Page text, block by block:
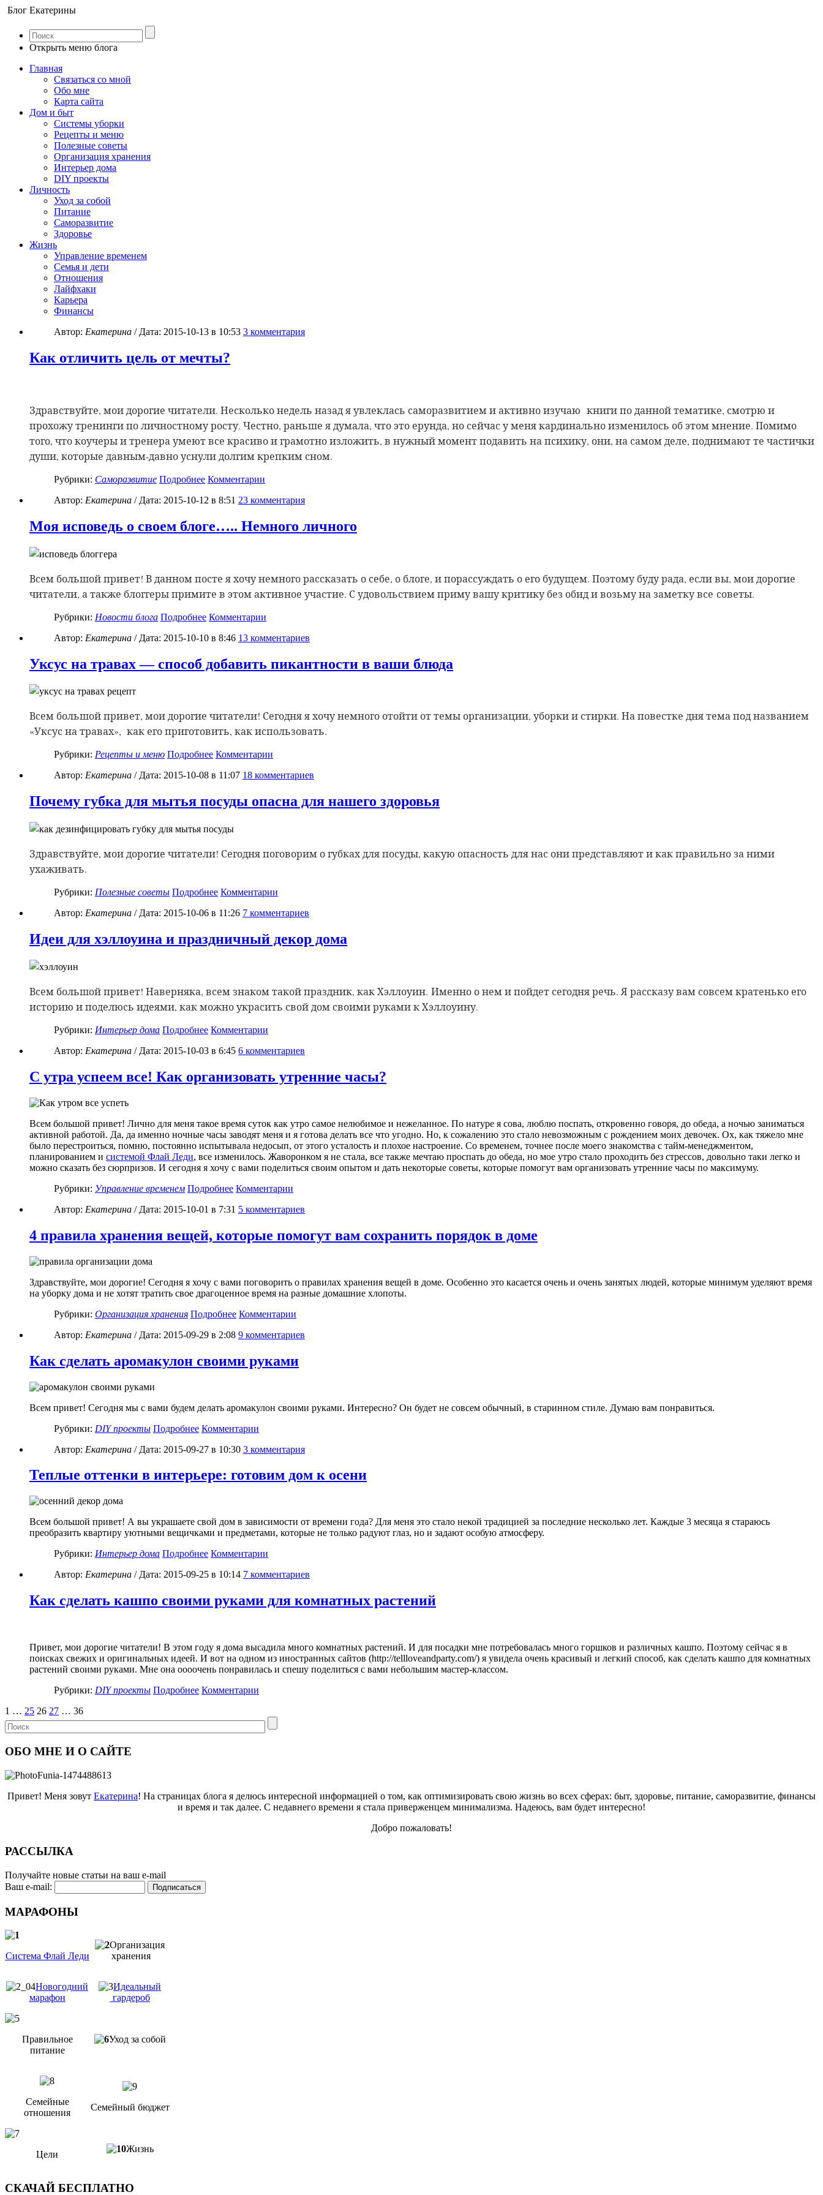
Блог Екатерины
Открыть меню блога
Главная
Связаться со мной
Обо мне
Карта сайта
Дом и быт
Системы уборки
Рецепты и меню
Полезные советы
Организация хранения
Интерьер дома
DIY проекты
Личность
Уход за собой
Питание
Саморазвитие
Здоровье
Жизнь
Управление временем
Семья и дети
Отношения
Лайфхаки
Карьера
Финансы
Автор: Екатерина / Дата: 2015-10-13 в 10:53 3 комментария
Как отличить цель от мечты?
Здравствуйте, мои дорогие читатели. Несколько недель назад я увлеклась саморазвитием и активно изучаю книги по данной тематике, смотрю и
прохожу тренинги по личностному росту. Честно, раньше я думала, что это ерунда, но сейчас у меня кардинально изменилось об этом мнение. Помимо
того, что коучеры и тренера умеют все красиво и грамотно изложить, в нужный момент подавить на психику, они, на самом деле, поднимают те частички
души, которые давным-давно уснули долгим крепким сном.
Рубрики: Саморазвитие Подробнее Комментарии
Автор: Екатерина / Дата: 2015-10-12 в 8:51 23 комментария
Моя исповедь о своем блоге….. Немного личного
Всем большой привет! В данном посте я хочу немного рассказать о себе, о блоге, и порассуждать о его будущем. Поэтому буду рада, если вы, мои дорогие
читатели, а также блоггеры примите в этом активное участие. С удовольствием приму вашу критику без обид и возьму на заметку все советы.
Рубрики: Новости блога Подробнее Комментарии
Автор: Екатерина / Дата: 2015-10-10 в 8:46 13 комментариев
Уксус на травах — способ добавить пикантности в ваши блюда
Всем большой привет, мои дорогие читатели! Сегодня я хочу немного отойти от темы организации, уборки и стирки. На повестке дня тема под названием
«Уксус на травах», как его приготовить, как использовать.
Рубрики: Рецепты и меню Подробнее Комментарии
Автор: Екатерина / Дата: 2015-10-08 в 11:07 18 комментариев
Почему губка для мытья посуды опасна для нашего здоровья
Здравствуйте, мои дорогие читатели! Сегодня поговорим о губках для посуды, какую опасность для нас они представляют и как правильно за ними
ухаживать.
Рубрики: Полезные советы Подробнее Комментарии
Автор: Екатерина / Дата: 2015-10-06 в 11:26 7 комментариев
Идеи для хэллоуина и праздничный декор дома
Всем большой привет! Наверняка, всем знаком такой праздник, как Хэллоуин. Именно о нем и пойдет сегодня речь. Я рассказу вам совсем кратенько его
историю и поделюсь идеями, как можно украсить свой дом своими руками к Хэллоуину.
Рубрики: Интерьер дома Подробнее Комментарии
Автор: Екатерина / Дата: 2015-10-03 в 6:45 6 комментариев
С утра успеем все! Как организовать утренние часы?
Всем большой привет! Лично для меня такое время суток как утро самое нелюбимое и нежеланное. По натуре я сова, люблю поспать, откровенно говоря, до обеда, а ночью заниматься
активной работой. Да, да именно ночные часы заводят меня и я готова делать все что угодно. Но, к сожалению это стало невозможным с рождением моих девочек. Ох, как тяжело мне
было перестроиться, помню, постоянно испытывала недосып, от этого усталость и плохое настроение. Со временем, точнее после моего знакомства с тайм-менеджментом,
планированием и системой Флай Леди, все изменилось. Жаворонком я не стала, все также мечтаю проспать до обеда, но мое утро стало проходить без стрессов, довольно таки легко и
можно сказать без сюрпризов. И сегодня я хочу с вами поделиться своим опытом и дать некоторые советы, которые помогут вам организовать утренние часы по максимуму.
Рубрики: Управление временем Подробнее Комментарии
Автор: Екатерина / Дата: 2015-10-01 в 7:31 5 комментариев
4 правила хранения вещей, которые помогут вам сохранить порядок в доме
Здравствуйте, мои дорогие! Сегодня я хочу с вами поговорить о правилах хранения вещей в доме. Особенно это касается очень и очень занятых людей, которые минимум уделяют время
на уборку дома и не хотят тратить свое драгоценное время на разные домашние хлопоты.
Рубрики: Организация хранения Подробнее Комментарии
Автор: Екатерина / Дата: 2015-09-29 в 2:08 9 комментариев
Как сделать аромакулон своими руками
Всем привет! Сегодня мы с вами будем делать аромакулон своими руками. Интересно? Он будет не совсем обычный, в старинном стиле. Думаю вам понравиться.
Рубрики: DIY проекты Подробнее Комментарии
Автор: Екатерина / Дата: 2015-09-27 в 10:30 3 комментария
Теплые оттенки в интерьере: готовим дом к осени
Всем большой привет! А вы украшаете свой дом в зависимости от времени года? Для меня это стало некой традицией за последние несколько лет. Каждые 3 месяца я стараюсь
преобразить квартиру уютными вещичками и предметами, которые не только радуют глаз, но и задают особую атмосферу.
Рубрики: Интерьер дома Подробнее Комментарии
Автор: Екатерина / Дата: 2015-09-25 в 10:14 7 комментариев
Как сделать кашпо своими руками для комнатных растений
Привет, мои дорогие читатели! В этом году я дома высадила много комнатных растений. И для посадки мне потребовалась много горшков и различных кашпо. Поэтому сейчас я в
поисках свежих и оригинальных идеей. И вот на одном из иностранных сайтов (http://tellloveandparty.com/) я увидела очень красивый и легкий способ, как сделать кашпо для комнатных
растений своими руками. Мне она оооочень понравилась и спешу поделиться с вами небольшим мастер-классом.
Рубрики: DIY проекты Подробнее Комментарии
1 … 25 26 27 … 36
ОБО МНЕ И О САЙТЕ
Привет! Меня зовут Екатерина! На страницах блога я делюсь интересной информацией о том, как оптимизировать свою жизнь во всех сферах: быт, здоровье, питание, саморазвитие, финансы
и время и так далее. С недавнего времени я стала приверженцем минимализма. Надеюсь, вам будет интересно!
Добро пожаловать!
РАССЫЛКА
Получайте новые статьи на ваш e-mail
Ваш e-mail:
МАРАФОНЫ
Система Флай Леди
Организация
хранения
Новогодний
марафон
Идеальный
гардероб
Правильное
питание
Уход за собой
Семейные
отношения
Семейный бюджет
Цели
Жизнь
СКАЧАЙ БЕСПЛАТНО